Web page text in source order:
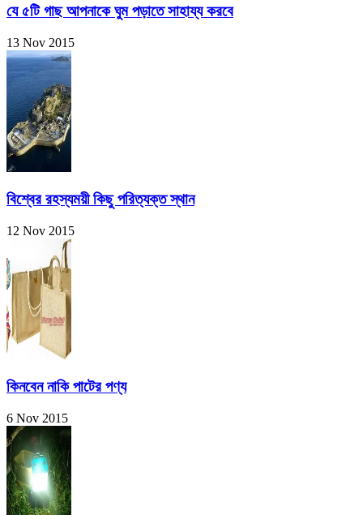
যে ৫টি গাছ আপনাকে ঘুম পড়াতে সাহায্য করবে
13 Nov 2015
বিশ্বের রহস্যময়ী কিছু পরিত্যক্ত স্থান
12 Nov 2015
কিনবেন নাকি পাটের পণ্য
6 Nov 2015